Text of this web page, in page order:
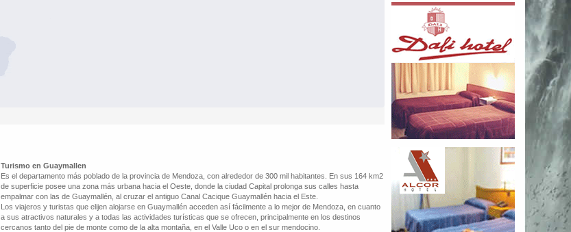
Turismo en Guaymallen
Es el departamento más poblado de la provincia de Mendoza, con alrededor de 300 mil habitantes. En sus 164 km2
de superficie posee una zona más urbana hacia el Oeste, donde la ciudad Capital prolonga sus calles hasta
empalmar con las de Guaymallén, al cruzar el antiguo Canal Cacique Guaymallén hacia el Este.
Los viajeros y turistas que elijen alojarse en Guaymallén acceden así fácilmente a lo mejor de Mendoza, en cuanto
a sus atractivos naturales y a todas las actividades turísticas que se ofrecen, principalmente en los destinos
cercanos tanto del pie de monte como de la alta montaña, en el Valle Uco o en el sur mendocino.